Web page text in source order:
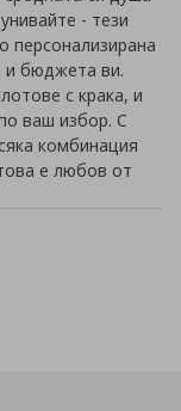
- тези
персонализирана
и бюджета ви.
с крака, и
ваш избор. С
комбинация
е любов от